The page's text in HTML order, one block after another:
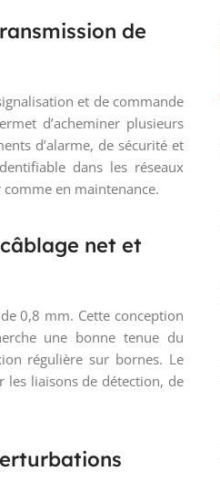
de
et de commande
d’acheminer plusieurs
d’alarme, de sécurité et
dans les réseaux
en maintenance.
net et
0,8 mm. Cette conception
une bonne tenue du
régulière sur bornes. Le
les liaisons de détection, de